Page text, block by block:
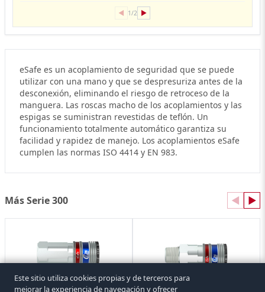
◀ 1/2 ▶
eSafe es un acoplamiento de seguridad que se puede
utilizar con una mano y que se despresuriza antes de la
desconexión, eliminando el riesgo de retroceso de la
manguera. Las roscas macho de los acoplamientos y las
espigas se suministran revestidas de teflón. Un
funcionamiento totalmente automático garantiza su
facilidad y rapidez de manejo. Los acoplamientos eSafe
cumplen las normas ISO 4414 y EN 983.
Más Serie 300 ◀ ▶
Este sitio utiliza cookies propias y de terceros para
mejorar la experiencia de navegación y ofrecer